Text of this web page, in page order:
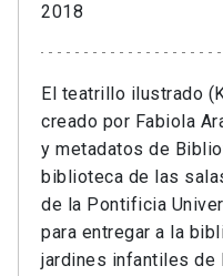
2018
El teatrillo ilustrado
creado por Fabiola
y metadatos de
biblioteca de las
de la Pontificia
para entregar a la
jardines infantiles de